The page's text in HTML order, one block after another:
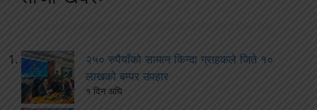
२५० रुपैयाँको सामान किन्दा ग्राहकले जिते १०
लाखको बम्पर उपहार
१ दिन अघि